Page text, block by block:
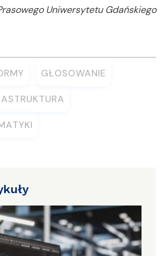
Uniwersytetu Gdańskiego
GŁOSOWANIE